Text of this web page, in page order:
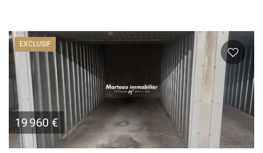
EXCLUSIF
19 960 €